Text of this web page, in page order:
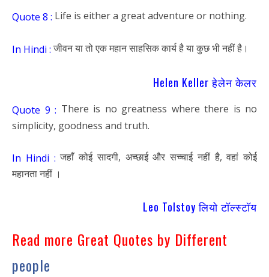
Quote 8 : Life is either a great adventure or nothing.
In Hindi :जीवन या तो एक महान साहसिक कार्य है या कुछ भी नहीं है।
Helen Keller हेलेन केलर
Quote 9 : There is no greatness where there is no
simplicity, goodness and truth.
In Hindi : जहाँ कोई सादगी, अच्छाई और सच्चाई नहीं है, वहां कोई
महानता नहीं ।
Leo Tolstoy लियो टॉल्स्टॉय
Read more Great Quotes by Different
people